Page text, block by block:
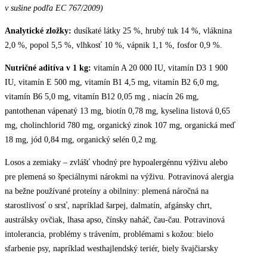
v sušine podľa EC 767/2009)
Analytické zložky: dusíkaté látky 25 %, hrubý tuk 14 %, vláknina
2,0 %, popol 5,5 %, vlhkosť 10 %, vápnik 1,1 %, fosfor 0,9 %.
Nutričné ​​aditíva v 1 kg: vitamín A 20 000 IU, vitamín D3 1 900
IU, vitamín E 500 mg, vitamín B1 4,5 mg, vitamín B2 6,0 mg,
vitamín B6 5,0 mg, vitamín B12 0,05 mg , niacín 26 mg,
pantothenan vápenatý 13 mg, biotín 0,78 mg, kyselina listová 0,65
mg, cholinchlorid 780 mg, organický zinok 107 mg, organická meď
18 mg, jód 0,84 mg, organický selén 0,2 mg.
Losos a zemiaky – zvlášť vhodný pre hypoalergénnu výživu alebo
pre plemená so špeciálnymi nárokmi na výživu. Potravinová alergia
na bežne používané proteíny a obilniny: plemená náročná na
starostlivosť o srsť, napríklad šarpej, dalmatín, afgánsky chrt,
austrálsky ovčiak, lhasa apso, čínsky naháč, čau-čau. Potravinová
intolerancia, problémy s trávením, problémami s kožou: bielo
sfarbenie psy, napríklad westhajlendský teriér, biely švajčiarsky